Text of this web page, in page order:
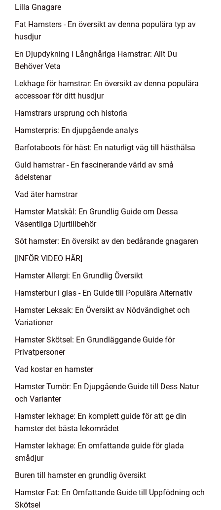
Lilla Gnagare
Fat Hamsters - En översikt av denna populära typ av
husdjur
En Djupdykning i Långhåriga Hamstrar: Allt Du
Behöver Veta
Lekhage för hamstrar: En översikt av denna populära
accessoar för ditt husdjur
Hamstrars ursprung och historia
Hamsterpris: En djupgående analys
Barfotaboots för häst: En naturligt väg till hästhälsa
Guld hamstrar - En fascinerande värld av små
ädelstenar
Vad äter hamstrar
Hamster Matskål: En Grundlig Guide om Dessa
Väsentliga Djurtillbehör
Söt hamster: En översikt av den bedårande gnagaren
[INFÖR VIDEO HÄR]
Hamster Allergi: En Grundlig Översikt
Hamsterbur i glas - En Guide till Populära Alternativ
Hamster Leksak: En Översikt av Nödvändighet och
Variationer
Hamster Skötsel: En Grundläggande Guide för
Privatpersoner
Vad kostar en hamster
Hamster Tumör: En Djupgående Guide till Dess Natur
och Varianter
Hamster lekhage: En komplett guide för att ge din
hamster det bästa lekområdet
Hamster lekhage: En omfattande guide för glada
smådjur
Buren till hamster en grundlig översikt
Hamster Fat: En Omfattande Guide till Uppfödning och
Skötsel